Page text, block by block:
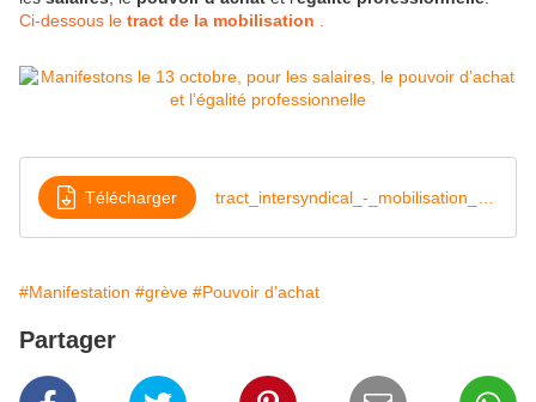
Ci-dessous le tract de la mobilisation
Télécharger
#Manifestation #grève #Pouvoir d'achat
Partager